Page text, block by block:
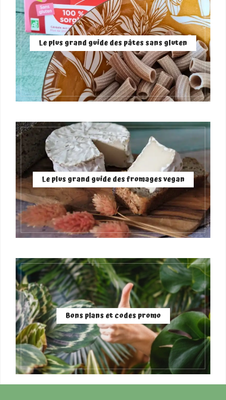
Le plus grand guide des pâtes sans gluten
Le plus grand guide des fromages vegan
Bons plans et codes promo